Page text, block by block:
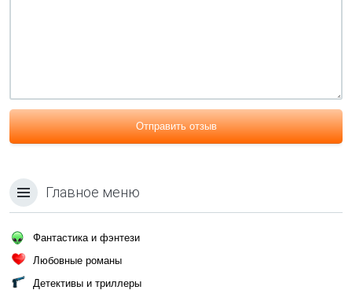
Отправить отзыв
Главное меню
Фантастика и фэнтези
Любовные романы
Детективы и триллеры